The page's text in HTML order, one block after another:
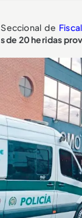
de
de 20 heridas